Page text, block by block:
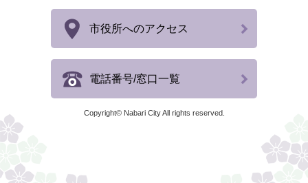
市役所へのアクセス
電話番号/窓口一覧
Copyright© Nabari City All rights reserved.